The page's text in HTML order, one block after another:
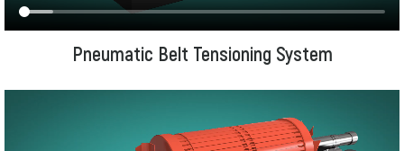
Pneumatic Belt Tensioning System